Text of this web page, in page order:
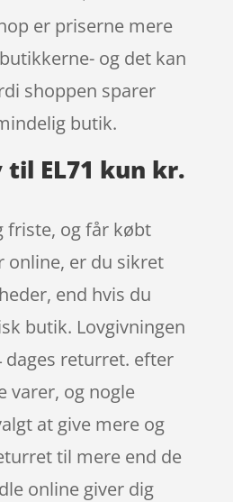
er priserne mere
og det kan
shoppen sparer
butik.
til EL71 kun kr.
friste, og får købt
online, er du sikret
end hvis du
butik. Lovgivningen
returret. efter
varer, og nogle
at give mere og
til mere end de
online giver dig